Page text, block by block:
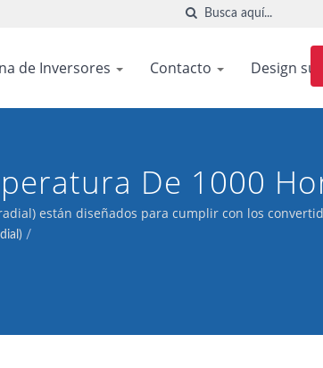
de Inversores Contacto Design
De 1000
De Fiabilidad De
De Fuentes De
están diseñados para cumplir con los
/